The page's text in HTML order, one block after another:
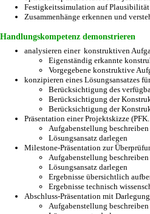
Festigkeitssimulation auf Plausibilität
Zusammenhänge erkennen und
Handlungskompetenz demonstrieren
analysieren einer konstruktiven
Eigenständig erkannte
Vorgegebene konstruktive
konzipieren eines Lösungsansatzes
Berücksichtigung des
Berücksichtigung der
Berücksichtigung der
Präsentation einer Projektskizze
Aufgabenstellung beschreiben
Lösungsansatz darlegen
Milestone-Präsentation zur
Aufgabenstellung beschreiben
Lösungsansatz darlegen
Ergebnisse übersichtlich
Ergebnisse technisch
Abschluss-Präsentation mit
Aufgabenstellung beschreiben